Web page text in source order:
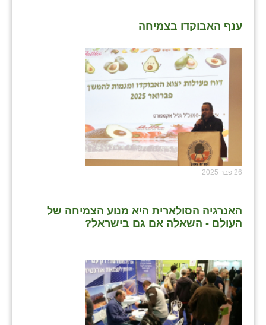
ענף האבוקדו בצמיחה
26 פבר 2025
האנרגיה הסולארית היא מנוע הצמיחה של
העולם - השאלה אם גם בישראל?